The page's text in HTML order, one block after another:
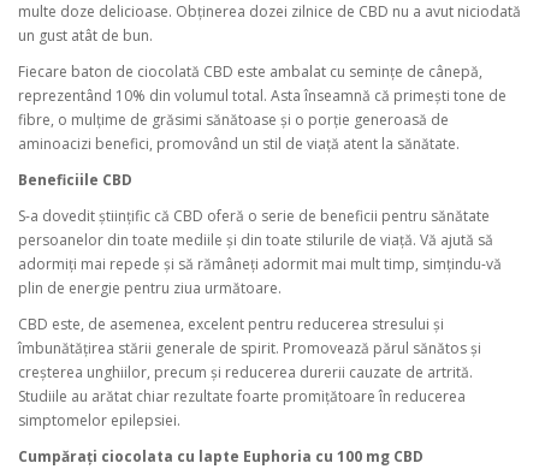
multe doze delicioase. Obținerea dozei zilnice de CBD nu a avut niciodată
un gust atât de bun.
Fiecare baton de ciocolată CBD este ambalat cu semințe de cânepă,
reprezentând 10% din volumul total. Asta înseamnă că primești tone de
fibre, o mulțime de grăsimi sănătoase și o porție generoasă de
aminoacizi benefici, promovând un stil de viață atent la sănătate.
Beneficiile CBD
S-a dovedit științific că CBD oferă o serie de beneficii pentru sănătate
persoanelor din toate mediile și din toate stilurile de viață. Vă ajută să
adormiți mai repede și să rămâneți adormit mai mult timp, simțindu-vă
plin de energie pentru ziua următoare.
CBD este, de asemenea, excelent pentru reducerea stresului și
îmbunătățirea stării generale de spirit. Promovează părul sănătos și
creșterea unghiilor, precum și reducerea durerii cauzate de artrită.
Studiile au arătat chiar rezultate foarte promițătoare în reducerea
simptomelor epilepsiei.
Cumpărați ciocolata cu lapte Euphoria cu 100 mg CBD